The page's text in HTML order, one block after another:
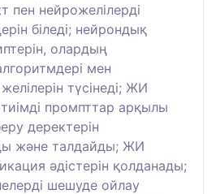
пен нейрожелілерді
біледі; нейрондық
олардың
мен
түсінеді; ЖИ
тиімді промпттар арқылы
деректерін
және талдайды; ЖИ
әдістерін қолданады;
шешуде ойлау